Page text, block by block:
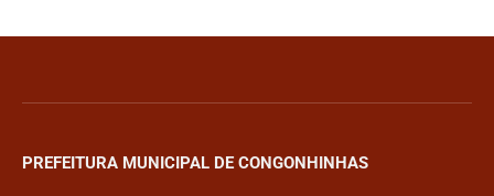
PREFEITURA MUNICIPAL DE CONGONHINHAS